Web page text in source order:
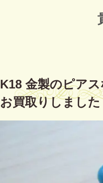
K18 金製のピア
お買取りしまし